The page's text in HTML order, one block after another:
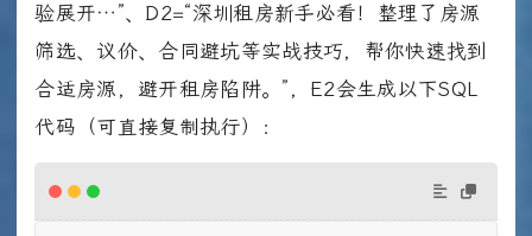
验展开…”、D2=“深圳租房新手必看！整理了房源
筛选、议价、合同避坑等实战技巧，帮你快速找到
合适房源，避开租房陷阱。”，E2会生成以下SQL
代码（可直接复制执行）：